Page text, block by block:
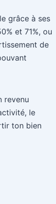
grâce à ses
et 71%, ou
de
revenu
le
ton bien